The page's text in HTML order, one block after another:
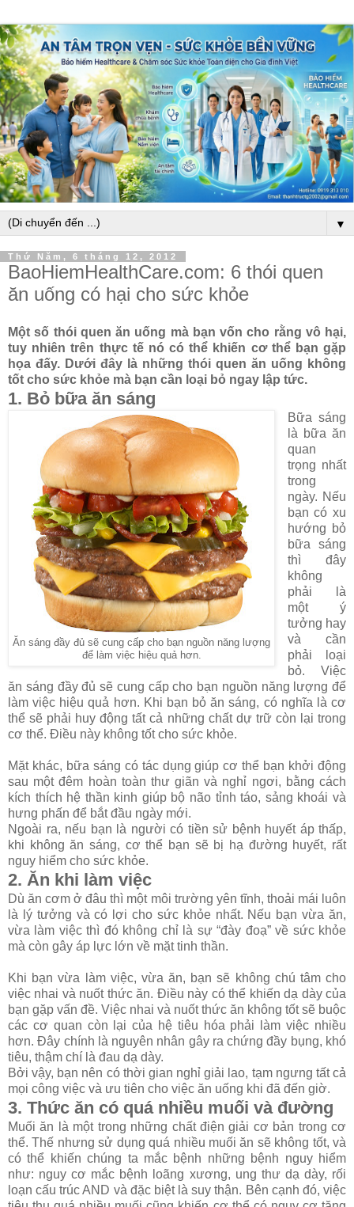
▼
Thứ Năm, 6 tháng 12, 2012
BaoHiemHealthCare.com: 6 thói quen
ăn uống có hại cho sức khỏe
Một số thói quen ăn uống mà bạn vốn cho rằng vô hại,
tuy nhiên trên thực tế nó có thể khiến cơ thể bạn gặp
họa đấy. Dưới đây là những thói quen ăn uống không
tốt cho sức khỏe mà bạn cần loại bỏ ngay lập tức.
1. Bỏ bữa ăn sáng
Ăn sáng đầy đủ sẽ cung cấp cho bạn nguồn năng lượng
để làm việc hiệu quả hơn.
Bữa sáng
là bữa ăn
quan
trọng nhất
trong
ngày. Nếu
bạn có xu
hướng bỏ
bữa sáng
thì đây
không
phải là
một ý
tưởng hay
và cần
phải loại
bỏ. Việc
ăn sáng đầy đủ sẽ cung cấp cho bạn nguồn năng lượng để
làm việc hiệu quả hơn. Khi bạn bỏ ăn sáng, có nghĩa là cơ
thể sẽ phải huy động tất cả những chất dự trữ còn lại trong
cơ thể. Điều này không tốt cho sức khỏe.
Mặt khác, bữa sáng có tác dụng giúp cơ thể bạn khởi động
sau một đêm hoàn toàn thư giãn và nghỉ ngơi, bằng cách
kích thích hệ thần kinh giúp bộ não tỉnh táo, sảng khoái và
hưng phấn để bắt đầu ngày mới.
Ngoài ra, nếu bạn là người có tiền sử bệnh huyết áp thấp,
khi không ăn sáng, cơ thể bạn sẽ bị hạ đường huyết, rất
nguy hiểm cho sức khỏe.
2. Ăn khi làm việc
Dù ăn cơm ở đâu thì một môi trường yên tĩnh, thoải mái luôn
là lý tưởng và có lợi cho sức khỏe nhất. Nếu bạn vừa ăn,
vừa làm việc thì đó không chỉ là sự “đày đoạ” về sức khỏe
mà còn gây áp lực lớn về mặt tinh thần.
Khi bạn vừa làm việc, vừa ăn, bạn sẽ không chú tâm cho
việc nhai và nuốt thức ăn. Điều này có thể khiến dạ dày của
bạn gặp vấn đề. Việc nhai và nuốt thức ăn không tốt sẽ buộc
các cơ quan còn lại của hệ tiêu hóa phải làm việc nhiều
hơn. Đây chính là nguyên nhân gây ra chứng đầy bụng, khó
tiêu, thậm chí là đau dạ dày.
Bởi vậy, bạn nên có thời gian nghỉ giải lao, tạm ngưng tất cả
mọi công việc và ưu tiên cho việc ăn uống khi đã đến giờ.
3. Thức ăn có quá nhiều muối và đường
Muối ăn là một trong những chất điện giải cơ bản trong cơ
thể. Thế nhưng sử dụng quá nhiều muối ăn sẽ không tốt, và
có thể khiến chúng ta mắc bệnh những bệnh nguy hiểm
như: nguy cơ mắc bệnh loãng xương, ung thư dạ dày, rối
loạn cấu trúc AND và đặc biệt là suy thận. Bên cạnh đó, việc